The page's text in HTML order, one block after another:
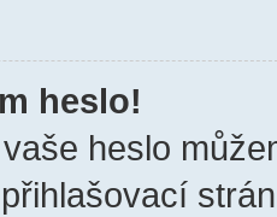
heslo!
heslo